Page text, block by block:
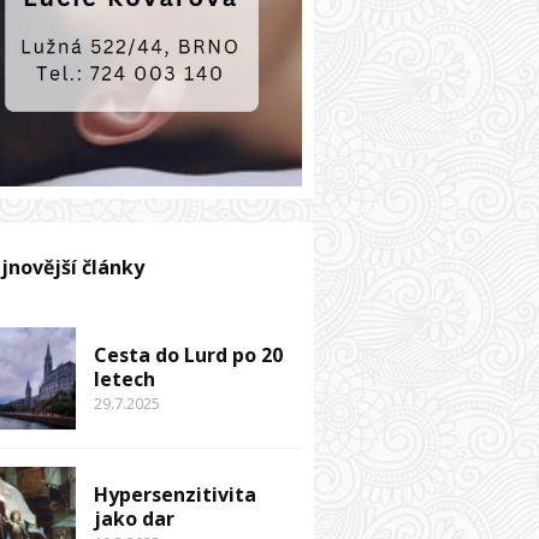
články
Cesta do Lurd po 20
letech
29.7.2025
Hypersenzitivita
jako dar